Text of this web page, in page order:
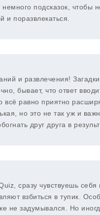
подсказок, чтобы
поразвлекаться.
и развлечения!
бывает, что ответ
равно приятно
но это не так уж и
друг друга в
сразу чувствуешь
взбиться в тупик.
не задумывался. Но